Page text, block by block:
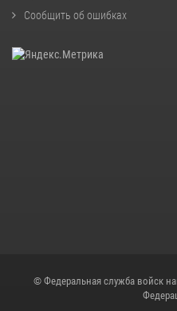
Сообщить об ошибках
© Федеральная служба войск